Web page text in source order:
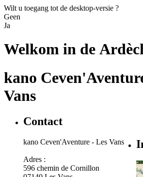
Wilt u toegang tot de desktop-versie ?
Geen
Ja
Welkom in de
kano
Vans
Contact
kano Ceven'Aventure - Les Vans
Adres :
596 chemin de Cornillon